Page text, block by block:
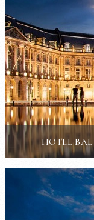
HOTEL